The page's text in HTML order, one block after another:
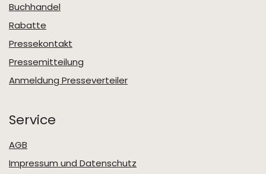
Buchhandel
Rabatte
Pressekontakt
Pressemitteilung
Anmeldung Presseverteiler
Service
AGB
Impressum und Datenschutz